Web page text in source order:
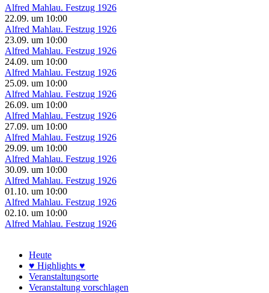
Alfred Mahlau. Festzug 1926
22.09. um 10:00
Alfred Mahlau. Festzug 1926
23.09. um 10:00
Alfred Mahlau. Festzug 1926
24.09. um 10:00
Alfred Mahlau. Festzug 1926
25.09. um 10:00
Alfred Mahlau. Festzug 1926
26.09. um 10:00
Alfred Mahlau. Festzug 1926
27.09. um 10:00
Alfred Mahlau. Festzug 1926
29.09. um 10:00
Alfred Mahlau. Festzug 1926
30.09. um 10:00
Alfred Mahlau. Festzug 1926
01.10. um 10:00
Alfred Mahlau. Festzug 1926
02.10. um 10:00
Alfred Mahlau. Festzug 1926
Heute
♥ Highlights ♥
Veranstaltungsorte
Veranstaltung vorschlagen